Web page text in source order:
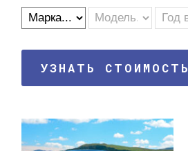
ГАРАНТИЯ
УЗНАТЬ СТОИМОСТЬ